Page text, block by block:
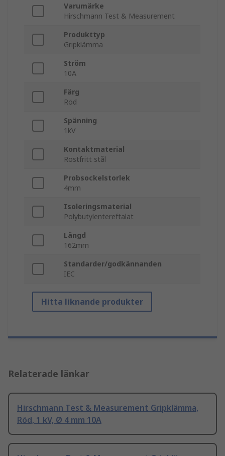
Varumärke
Hirschmann Test & Measurement
Produkttyp
Gripklämma
Ström
10A
Färg
Röd
Spänning
1kV
Kontaktmaterial
Rostfritt stål
Probsockelstorlek
4mm
Isoleringsmaterial
Polybutylentereftalat
Längd
162mm
Standarder/godkännanden
IEC
Hitta liknande produkter
Relaterade länkar
Hirschmann Test & Measurement Gripklämma,
Röd, 1 kV, Ø 4 mm 10A